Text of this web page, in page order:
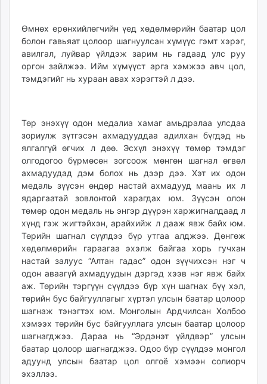
Өмнөх ерөнхийлөгчийн үед хөдөлмөрийн баатар цол
болон гавьяат цолоор шагнуулсан хүмүүс гэмт хэрэг,
авилгал, луйвар үйлдэж зарим нь гадаад улс руу
оргон зайлжээ. Ийм хүмүүст арга хэмжээ авч цол,
тэмдэгийг нь хураан авах хэрэгтэй л дээ.
Төр энэхүү одон медалиа хамаг амьдралаа улсдаа
зориулж зүтгэсэн ахмадууддаа адилхан бүгдэд нь
ялгалгүй өгчих л дөө. Эсхүл энэхүү төмөр тэмдэг
олгодогоо бүрмөсөн зогсоож мөнгөн шагнал өгвөл
ахмадуудад дэм болох нь дээр дээ. Хэт их одон
медаль зүүсэн өндөр настай ахмадууд маань их л
ядаргаатай зовлонтой харагдах юм. Зүүсэн олон
төмөр одон медаль нь энгэр дүүрэн харжигналдаад л
хүнд гэж жигтэйхэн, арайхийж л дааж явж байх юм.
Төрийн шагнал сүүлдээ бүр утгаа алджээ. Дөнгөж
хөдөлмөрийн гараагаа эхэлж байгаа хорь гучхан
настай залуус “Алтан гадас” одон зүүчихсэн нэг ч
одон аваагүй ахмадуудын дэргэд хээв нэг явж байх
аж. Төрийн тэргүүн сүүлдээ бүр хүн шагнах бүү хэл,
төрийн бус байгууллагыг хүртэл улсын баатар цолоор
шагнаж тэнэгтэх юм. Монголын Ардчилсан Холбоо
хэмээх төрийн бус байгууллага улсын баатар цолоор
шагнагджээ. Дараа нь “Эрдэнэт үйлдвэр” улсын
баатар цолоор шагнагджээ. Одоо бүр сүүлдээ монгол
адуунд улсын баатар цол олгоё хэмээн солиорч
эхэллээ.